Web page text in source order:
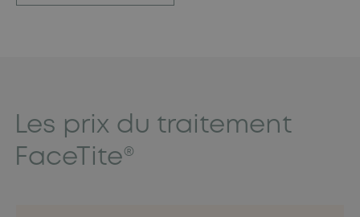
Les prix du traitement
FaceTite®